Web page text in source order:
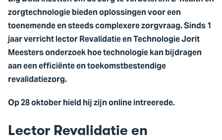
zorgtechnologie bieden oplossingen voor een
toenemende en steeds complexere zorgvraag. Sinds 1
jaar verricht lector Revalidatie en Technologie Jorit
Meesters onderzoek hoe technologie kan bijdragen
aan een efficiënte en toekomstbestendige
revalidatiezorg.
Op 28 oktober hield hij zijn online intreerede.
Lector Revalidatie en